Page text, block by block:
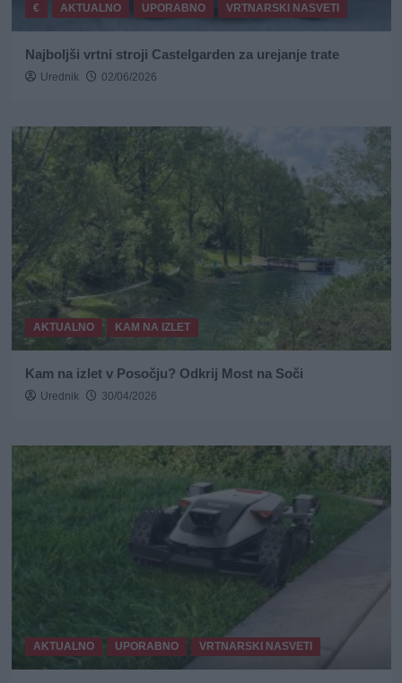
€ AKTUALNO UPORABNO VRTNARSKI NASVETI
Najboljši vrtni stroji Castelgarden za urejanje trate
Urednik 02/06/2026
AKTUALNO KAM NA IZLET
Kam na izlet v Posočju? Odkrij Most na Soči
Urednik 30/04/2026
AKTUALNO UPORABNO VRTNARSKI NASVETI